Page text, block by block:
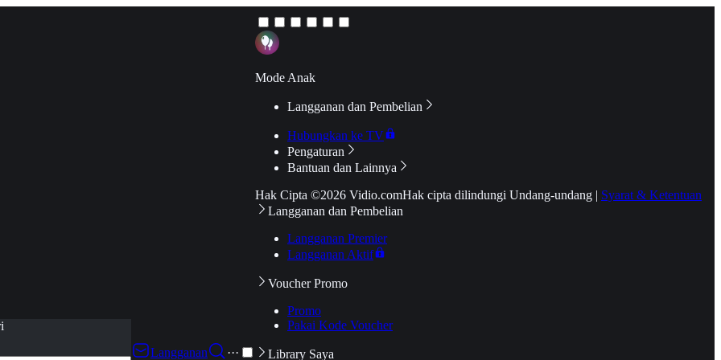
Langganan
···
Mode Anak
Langganan dan Pembelian
Hubungkan ke TV
Pengaturan
Bantuan dan Lainnya
Hak Cipta ©2026 Vidio.comHak cipta dilindungi Undang-undang | Syarat & Ketentuan
Langganan dan Pembelian
Langganan Premier
Langganan Aktif
Voucher Promo
Promo
Pakai Kode Voucher
Library Saya